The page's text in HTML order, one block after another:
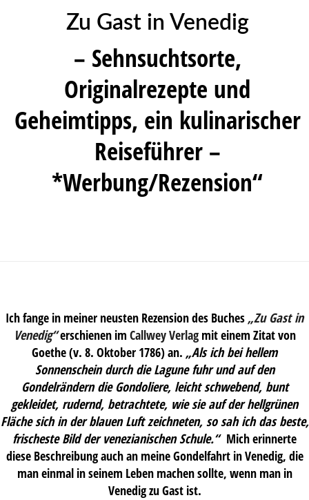
Zu Gast in Venedig
– Sehnsuchtsorte,
Originalrezepte und
Geheimtipps, ein kulinarischer
Reiseführer –
*Werbung/Rezension“
Ich fange in meiner neusten Rezension des Buches „Zu Gast in
Venedig“erschienen im Callwey Verlag mit einem Zitat von
Goethe (v. 8. Oktober 1786) an. „Als ich bei hellem
Sonnenschein durch die Lagune fuhr und auf den
Gondelrändern die Gondoliere, leicht schwebend, bunt
gekleidet, rudernd, betrachtete, wie sie auf der hellgrünen
Fläche sich in der blauen Luft zeichneten, so sah ich das beste,
frischeste Bild der venezianischen Schule.“ Mich erinnerte
diese Beschreibung auch an meine Gondelfahrt in Venedig, die
man einmal in seinem Leben machen sollte, wenn man in
Venedig zu Gast ist.